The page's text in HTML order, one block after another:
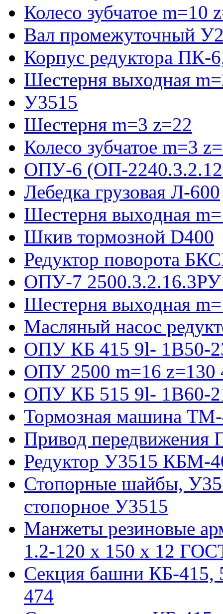
Колесо зубчатое
Вал промежуточный
Корпус редуктора ПК-
Шестерня выходная
У3515
Шестерня m=3 z=22
Колесо зубчатое m=3
ОПУ-6 (ОП-
Лебедка грузовая Л-600
Шестерня выходная
Шкив тормозной D400
Редуктор поворота
ОПУ-7
Шестерня выходная
Масляный насос
ОПУ КБ 415 9l- 1B50-
ОПУ 2500 m=16 z=130
ОПУ КБ 515 9l- 1B60-
Тормозная машина
Привод передвижения
Редуктор У3515 КБМ-
Стопорные шайбы,
стопорное У3515
Манжеты резиновые
1.2-120 x 150 x 12
Секция башни КБ-415,
474